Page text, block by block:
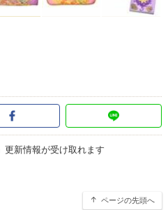
更新情報が受け取れます
ページの先頭へ